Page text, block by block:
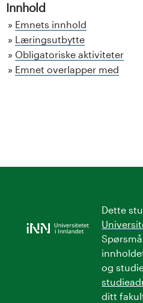
Innhold
Emnets innhold
Læringsutbytte
Obligatoriske aktiviteter
Emnet overlapper med
Dette
og
ditt